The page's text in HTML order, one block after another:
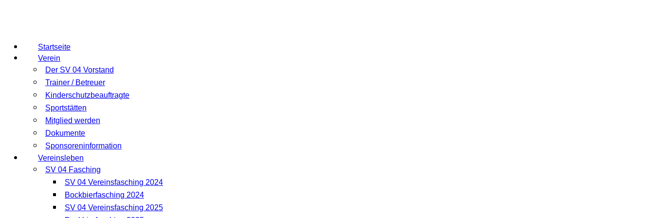
Startseite
Verein
Der SV 04 Vorstand
Trainer / Betreuer
Kinderschutzbeauftragte
Sportstätten
Mitglied werden
Dokumente
Sponsoreninformation
Vereinsleben
SV 04 Fasching
SV 04 Vereinsfasching 2024
Bockbierfasching 2024
SV 04 Vereinsfasching 2025